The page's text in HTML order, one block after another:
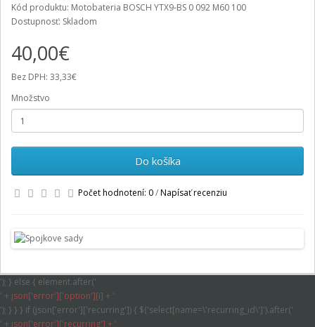
Kód produktu: Motobateria BOSCH YTX9-BS 0 092 M60 100
Dostupnosť: Skladom
40,00€
Bez DPH: 33,33€
Množstvo
Do košíka
Počet hodnotení: 0/Napísať recenziu
'); } else { element.after('
' + json['error']['option'][i] + '
'); } } } if (json['error']['recurring']) { $('select[name=\'recurring_id\']').after('
' + json['error']['recurring'] + '